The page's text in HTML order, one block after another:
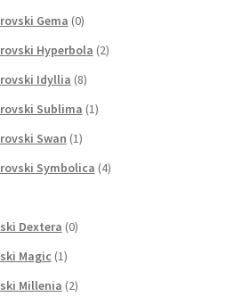
Gema (0)
Hyperbola (2)
Idyllia (8)
Sublima (1)
Swan (1)
Symbolica (4)
Dextera (0)
Magic (1)
Millenia (2)